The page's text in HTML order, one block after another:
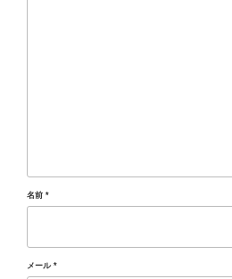
名前 *
メール *